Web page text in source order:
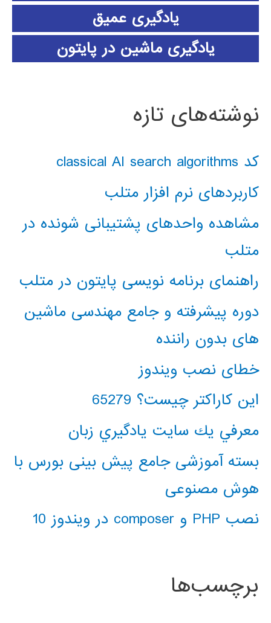
یادگیری عمیق
یادگیری ماشین در پایتون
نوشته‌های تازه
کد classical AI search algorithms
کاربردهای نرم افزار متلب
مشاهده واحدهای پشتیبانی شونده در
متلب
راهنمای برنامه نویسی پایتون در متلب
دوره پیشرفته و جامع مهندسی ماشین
های بدون راننده
خطای نصب ویندوز
این کاراکتر چیست؟ 65279
معرفي يك سايت يادگيري زبان
بسته آموزشی جامع پیش بینی بورس با
هوش مصنوعی
نصب PHP و composer در ویندوز 10
برچسب‌ها